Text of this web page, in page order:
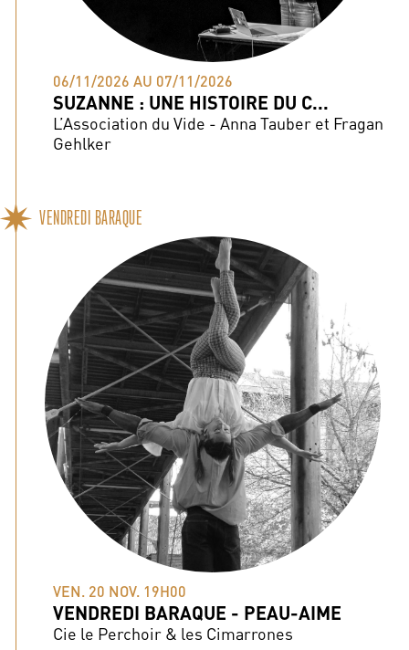
06/11/2026 AU 07/11/2026
SUZANNE : UNE HISTOIRE DU C...
L’Association du Vide - Anna Tauber et Fragan
Gehlker
VENDREDI BARAQUE
VEN. 20 NOV. 19H00
VENDREDI BARAQUE - PEAU-AIME
Cie le Perchoir & les Cimarrones